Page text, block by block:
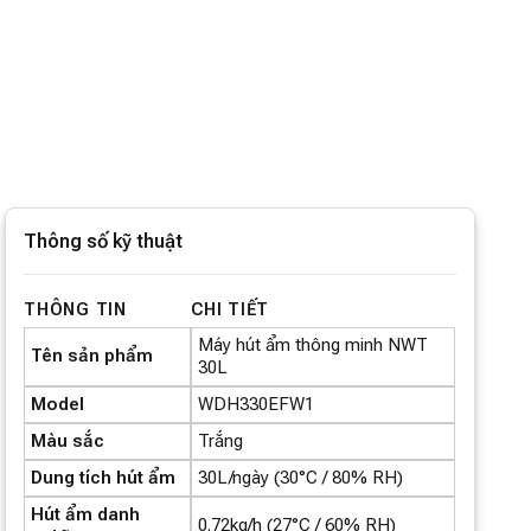
Thông số kỹ thuật
THÔNG TIN CHI TIẾT
Tên sản phẩm
Máy hút ẩm thông minh NWT
30L
Model
WDH330EFW1
Màu sắc
Trắng
Dung tích hút ẩm
30L/ngày (30°C / 80% RH)
Hút ẩm danh
0.72kg/h (27°C / 60% RH)